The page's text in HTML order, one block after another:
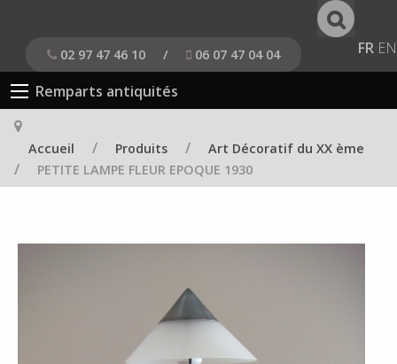
02 97 47 46 10 / 06 07 47 04 04 FR EN
Remparts antiquités
Accueil / Produits / Art Décoratif du XX ème
/ PETITE LAMPE FLEUR EPOQUE 1930